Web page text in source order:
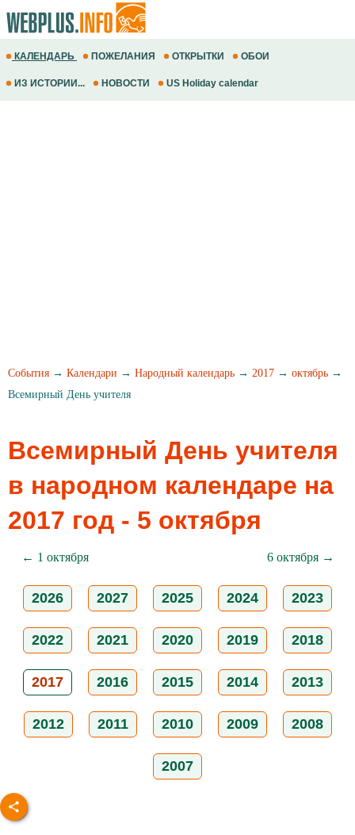
КАЛЕНДАРЬ ПОЖЕЛАНИЯ ОТКРЫТКИ ОБОИ
ИЗ ИСТОРИИ... НОВОСТИ US Holiday calendar
События → Календари → Народный календарь → 2017 → октябрь →
Всемирный День учителя
Всемирный День учителя
в народном календаре на
2017 год - 5 октября
← 1 октября 6 октября →
2026 2027 2025 2024 2023
2022 2021 2020 2019 2018
2017 2016 2015 2014 2013
2012 2011 2010 2009 2008
2007